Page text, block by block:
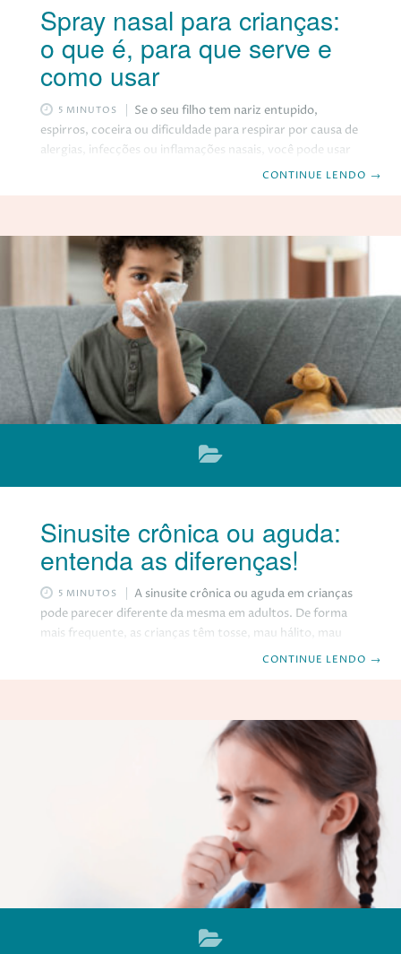
Spray nasal para crianças:
o que é, para que serve e
como usar
5 MINUTOS
Se o seu filho tem nariz entupido,
espirros, coceira ou dificuldade para respirar por causa de
alergias, infecções ou inflamações nasais, você pode usar
um spray nasal para aliviar os sintomas e melhorar a
sobre esse produto e dar algumas dicas de como escolher
o melhor para o seu filho. O que
CONTINUE LENDO →
Sinusite crônica ou aguda:
entenda as diferenças!
5 MINUTOS
A sinusite crônica ou aguda em crianças
pode parecer diferente da mesma em adultos. De forma
mais frequente, as crianças têm tosse, mau hálito, mau
humor, baixa energia e inchaço ao redor dos olhos, além
necessidade de antibiótico. Mas, como os seios da face do
seu filho não estão ainda totalmente desenvolvidos até o
CONTINUE LENDO →